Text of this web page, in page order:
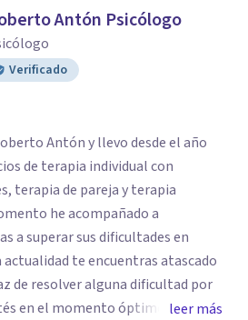
preguntas y te ofreceremos
más se ajustan a tus
cuestionario
Antón Psicólogo
Verificado
Antón y llevo desde el año
de terapia individual con
terapia de pareja y terapia
he acompañado a
a superar sus dificultades en
actualidad te encuentras atascado
de resolver alguna dificultad por
en el momento óptimo paraleer más